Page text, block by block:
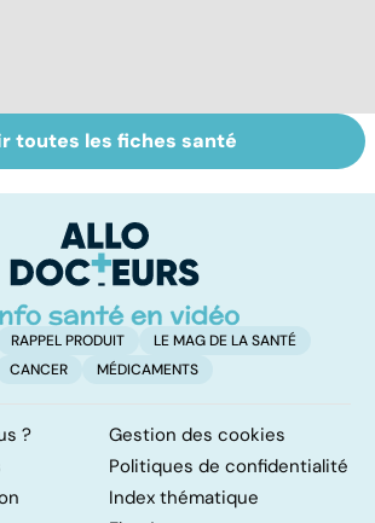
Inflammation des
amygdales : que
d'angine ?
toutes les fiches santé
RAPPEL PRODUIT
LE MAG DE LA SANTÉ
CANCER
MÉDICAMENTS
?
Gestion des cookies
Politiques de confidentialité
Index thématique